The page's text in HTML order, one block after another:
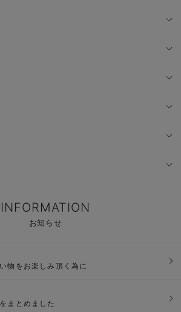
INFORMATION
お知らせ
物をお楽しみ頂く為に
まとめました